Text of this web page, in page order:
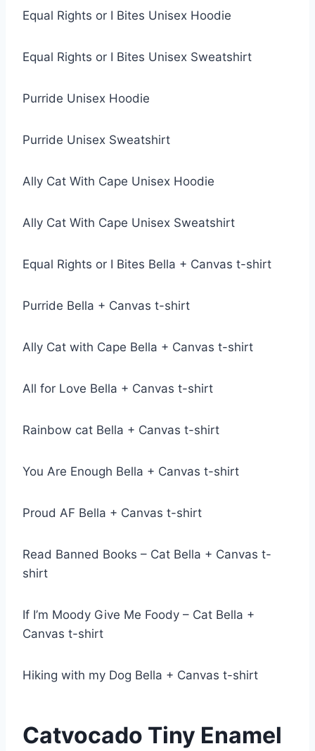
Equal Rights or I Bites Unisex Hoodie
Equal Rights or I Bites Unisex Sweatshirt
Purride Unisex Hoodie
Purride Unisex Sweatshirt
Ally Cat With Cape Unisex Hoodie
Ally Cat With Cape Unisex Sweatshirt
Equal Rights or I Bites Bella + Canvas t-shirt
Purride Bella + Canvas t-shirt
Ally Cat with Cape Bella + Canvas t-shirt
All for Love Bella + Canvas t-shirt
Rainbow cat Bella + Canvas t-shirt
You Are Enough Bella + Canvas t-shirt
Proud AF Bella + Canvas t-shirt
Read Banned Books – Cat Bella + Canvas t-
shirt
If I’m Moody Give Me Foody – Cat Bella +
Canvas t-shirt
Hiking with my Dog Bella + Canvas t-shirt
Catvocado Tiny Enamel